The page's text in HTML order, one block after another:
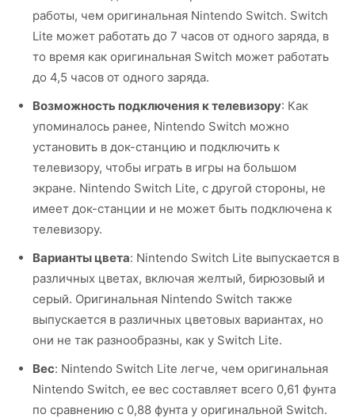
работы, чем оригинальная Nintendo Switch. Switch
Lite может работать до 7 часов от одного заряда, в
то время как оригинальная Switch может работать
до 4,5 часов от одного заряда.
Возможность подключения к телевизору: Как
упоминалось ранее, Nintendo Switch можно
установить в док-станцию и подключить к
телевизору, чтобы играть в игры на большом
экране. Nintendo Switch Lite, с другой стороны, не
имеет док-станции и не может быть подключена к
телевизору.
Варианты цвета: Nintendo Switch Lite выпускается в
различных цветах, включая желтый, бирюзовый и
серый. Оригинальная Nintendo Switch также
выпускается в различных цветовых вариантах, но
они не так разнообразны, как у Switch Lite.
Вес: Nintendo Switch Lite легче, чем оригинальная
Nintendo Switch, ее вес составляет всего 0,61 фунта
по сравнению с 0,88 фунта у оригинальной Switch.